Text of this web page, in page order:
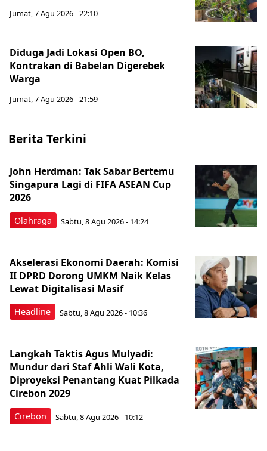
Jumat, 7 Agu 2026 - 22:10
Diduga Jadi Lokasi Open BO,
Kontrakan di Babelan Digerebek
Warga
Jumat, 7 Agu 2026 - 21:59
Berita Terkini
Olahraga
John Herdman: Tak Sabar Bertemu
Singapura Lagi di FIFA ASEAN Cup
2026
Sabtu, 8 Agu 2026 - 14:24
Headline
Akselerasi Ekonomi Daerah: Komisi
II DPRD Dorong UMKM Naik Kelas
Lewat Digitalisasi Masif
Sabtu, 8 Agu 2026 - 10:36
Cirebon
Langkah Taktis Agus Mulyadi:
Mundur dari Staf Ahli Wali Kota,
Diproyeksi Penantang Kuat Pilkada
Cirebon 2029
Sabtu, 8 Agu 2026 - 10:12